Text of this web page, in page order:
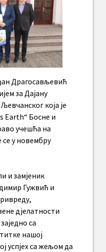
Драгосављевић
за Дајану
која је
Earth“ Босне и
учешћа на
се у новембру
и замјеник
Гужвић и
дјелатности
са
нашој
успјех са жељом да